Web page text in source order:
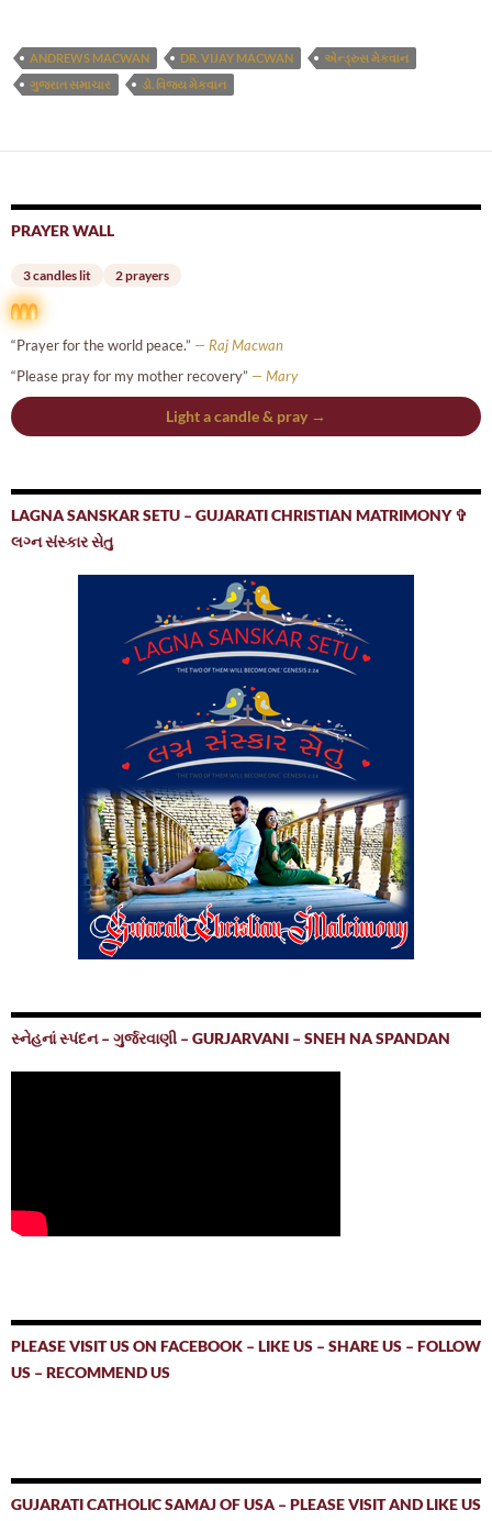
ANDREWS MACWAN DR. VIJAY MACWAN
એન્ડ્રુસ મેકવાન
ગુજરાત સમાચાર
ડો. વિજય મેકવાન
PRAYER WALL
3 candles lit 2 prayers
“Prayer for the world peace.” — Raj Macwan
“Please pray for my mother recovery” — Mary
Light a candle & pray →
LAGNA SANSKAR SETU – GUJARATI CHRISTIAN MATRIMONY ✞
લગ્ન સંસ્કાર સેતુ
સ્નેહનાં સ્પંદન – ગુર્જરવાણી – GURJARVANI – SNEH NA SPANDAN
PLEASE VISIT US ON FACEBOOK – LIKE US – SHARE US – FOLLOW
US – RECOMMEND US
GUJARATI CATHOLIC SAMAJ OF USA – PLEASE VISIT AND LIKE US